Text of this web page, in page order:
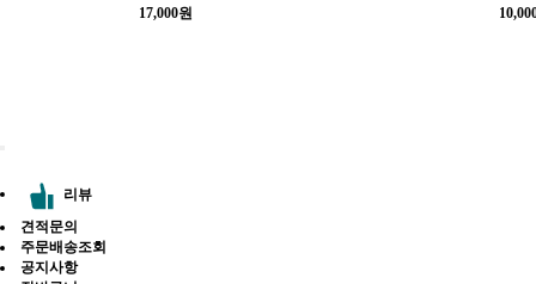
17,000원
리뷰
견적문의
주문배송조회
공지사항